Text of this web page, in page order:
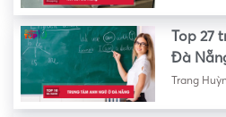
Top 27
Đà
Trang